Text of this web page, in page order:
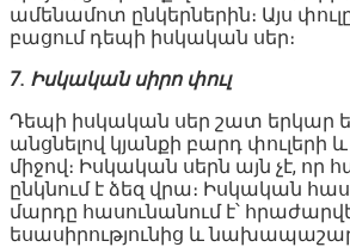
ամենամոտ ընկերներին։ Այս
բացում դեպի իսկական սեր։
7. Իսկական սիրո փուլ
Դեպի իսկական սեր շատ երկար
անցնելով կյանքի բարդ փուլերի
միջով։ Իսկական սերն այն չէ, որ
ընկնում է ձեզ վրա։ Իսկական
մարդը հասունանում է՝
եսասիրությունից և